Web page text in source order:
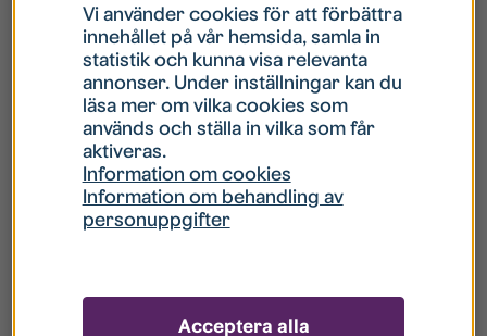
Alsättersgatan 9 C.27, Ryd
Boyta:20 m2
Vi använder cookies för att förbättra
innehållet på vår hemsida, samla in
statistik och kunna visa relevanta
annonser. Under inställningar kan du
läsa mer om vilka cookies som
används och ställa in vilka som får
aktiveras.
Information om cookies
Information om behandling av
personuppgifter
Acceptera alla